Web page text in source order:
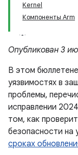
Kernel
Компоненты Arm
Опубликован 3
В этом
уязвимостях в
проблемы,
исправлении
том, как
безопасности на
сроках